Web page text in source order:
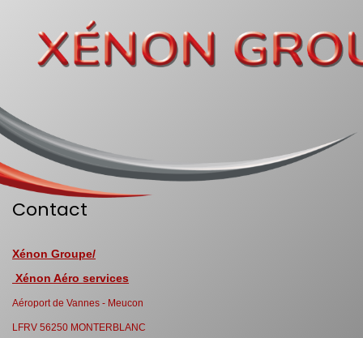
Contact
Xénon Groupe/
Xénon Aéro services
Aéroport de Vannes - Meucon
LFRV 56250 MONTERBLANC